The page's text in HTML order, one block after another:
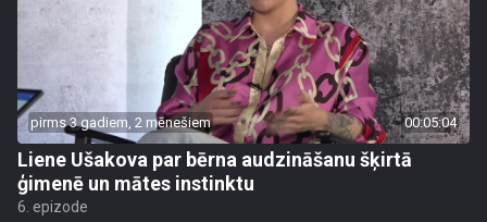
pirms 3 gadiem, 2 mēnešiem 00:05:04
Liene Ušakova par bērna audzināšanu šķirtā
ģimenē un mātes instinktu
6. epizode